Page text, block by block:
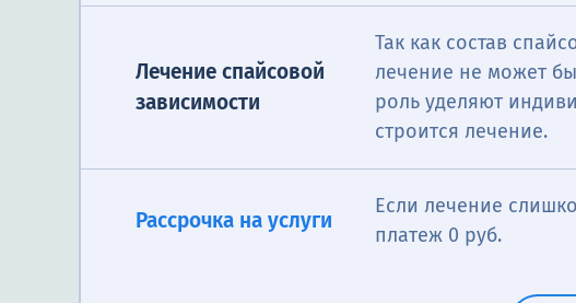
Лечение спайсовой
зависимости
Так как состав
лечение не может
роль уделяют
строится лечение.
Рассрочка на услуги
Если лечение
платеж 0 руб.